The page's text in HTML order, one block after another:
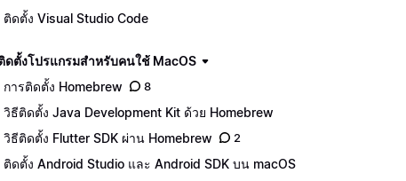
ติดตั้ง Visual Studio Code
ดตั้งโปรแกรมสำหรับคนใช้ MacOS
การติดตั้ง Homebrew
8
วิธีติดตั้ง Java Development Kit ด้วย Homebrew
วิธีติดตั้ง Flutter SDK ผ่าน Homebrew
2
ติดตั้ง Android Studio และ Android SDK บน macOS